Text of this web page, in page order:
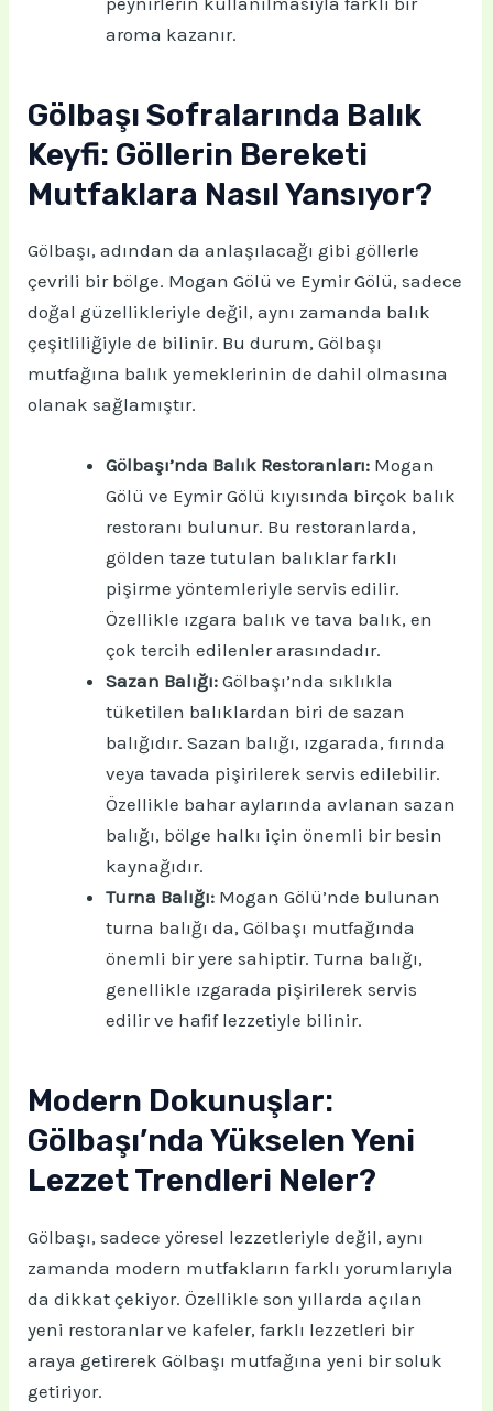
aroma kazanır.
Gölbaşı Sofralarında Balık
Keyfi: Göllerin Bereketi
Mutfaklara Nasıl Yansıyor?
Gölbaşı, adından da anlaşılacağı gibi göllerle
çevrili bir bölge. Mogan Gölü ve Eymir Gölü, sadece
doğal güzellikleriyle değil, aynı zamanda balık
çeşitliliğiyle de bilinir. Bu durum, Gölbaşı
mutfağına balık yemeklerinin de dahil olmasına
olanak sağlamıştır.
Gölbaşı’nda Balık Restoranları: Mogan
Gölü ve Eymir Gölü kıyısında birçok balık
restoranı bulunur. Bu restoranlarda,
gölden taze tutulan balıklar farklı
pişirme yöntemleriyle servis edilir.
Özellikle ızgara balık ve tava balık, en
çok tercih edilenler arasındadır.
Sazan Balığı: Gölbaşı’nda sıklıkla
tüketilen balıklardan biri de sazan
balığıdır. Sazan balığı, ızgarada, fırında
veya tavada pişirilerek servis edilebilir.
Özellikle bahar aylarında avlanan sazan
balığı, bölge halkı için önemli bir besin
kaynağıdır.
Turna Balığı: Mogan Gölü’nde bulunan
turna balığı da, Gölbaşı mutfağında
önemli bir yere sahiptir. Turna balığı,
genellikle ızgarada pişirilerek servis
edilir ve hafif lezzetiyle bilinir.
Modern Dokunuşlar:
Gölbaşı’nda Yükselen Yeni
Lezzet Trendleri Neler?
Gölbaşı, sadece yöresel lezzetleriyle değil, aynı
zamanda modern mutfakların farklı yorumlarıyla
da dikkat çekiyor. Özellikle son yıllarda açılan
yeni restoranlar ve kafeler, farklı lezzetleri bir
araya getirerek Gölbaşı mutfağına yeni bir soluk
getiriyor.